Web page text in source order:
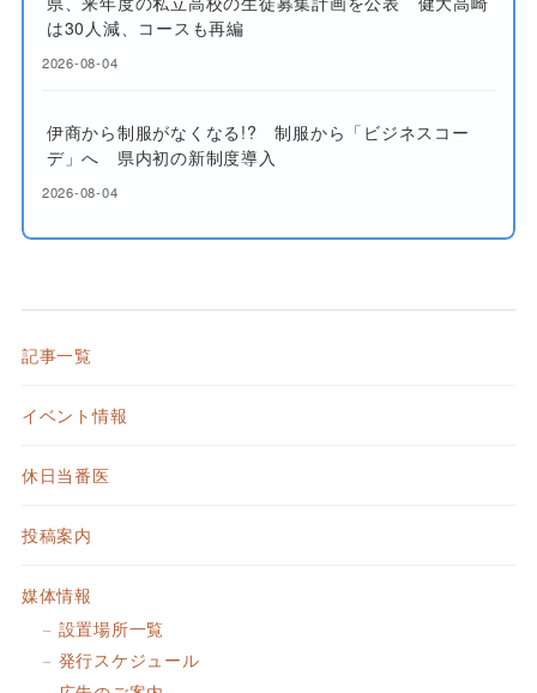
は30人減、コースも再編
2026-08-04
伊商から制服がなくなる!? 制服から「ビジネスコー
デ」へ 県内初の新制度導入
2026-08-04
記事一覧
イベント情報
休日当番医
投稿案内
媒体情報
設置場所一覧
発行スケジュール